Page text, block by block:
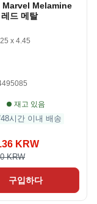
Marvel Melamine
드 메탈
x 4.45
재고 있음
시간 이내 배송
KRW
KRW
구입하다